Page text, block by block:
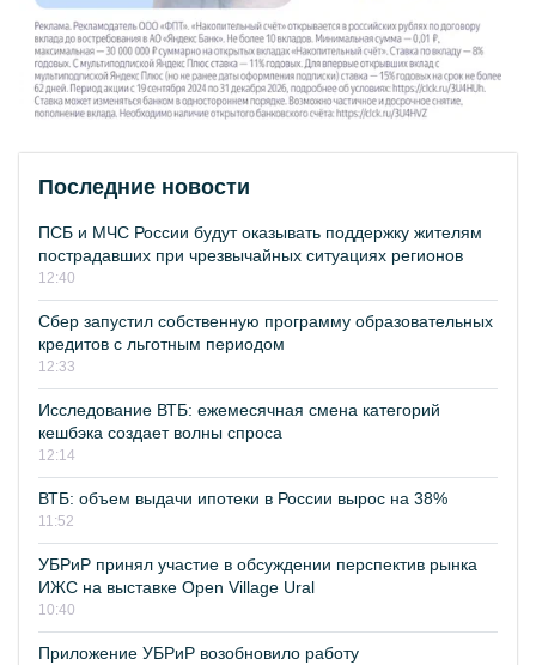
Последние новости
ПСБ и МЧС России будут оказывать поддержку жителям
пострадавших при чрезвычайных ситуациях регионов
12:40
Сбер запустил собственную программу образовательных
кредитов с льготным периодом
12:33
Исследование ВТБ: ежемесячная смена категорий
кешбэка создает волны спроса
12:14
ВТБ: объем выдачи ипотеки в России вырос на 38%
11:52
УБРиР принял участие в обсуждении перспектив рынка
ИЖС на выставке Open Village Ural
10:40
Приложение УБРиР возобновило работу